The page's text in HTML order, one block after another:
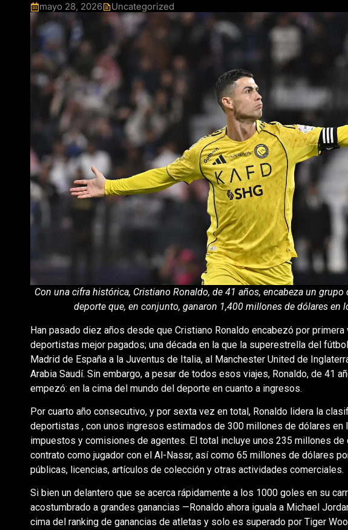
mayo 28, 2026 Uncategorized
Con una cifra histórica, Cristiano Ronaldo, de 41 años, encabeza un
deporte que, en conjunto, ganaron 1,400 millones de dólares en
Han pasado diez años desde que Cristiano Ronaldo encabezó por
deportistas mejor pagados; una década en la que la superestrella del
Madrid de España a la Juventus de Italia, al Manchester United de
Arabia Saudí. Sin embargo, a pesar de todos esos viajes, Ronaldo, de 41
empezó: en la cima del mundo del deporte en cuanto a ingresos.
Por cuarto año consecutivo, y por sexta vez en total, Ronaldo lidera la
deportistas , con unos ingresos estimados de 300 millones de dólares
impuestos y comisiones de agentes. El total incluye unos 235 millones
contrato como jugador con el Al-Nassr, así como 65 millones de dólares
públicas, licencias, artículos de colección y otras actividades comerciales.
Si bien un delantero que se acerca rápidamente a los 1000 goles en su
acostumbrado a grandes ganancias —Ronaldo ahora iguala a Michael
cima del ranking de ganancias de atletas y solo es superado por Tiger